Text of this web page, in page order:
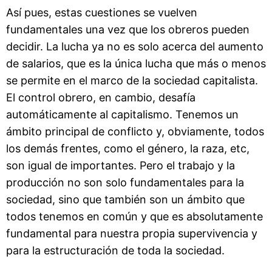
Así pues, estas cuestiones se vuelven
fundamentales una vez que los obreros pueden
decidir. La lucha ya no es solo acerca del aumento
de salarios, que es la única lucha que más o menos
se permite en el marco de la sociedad capitalista.
El control obrero, en cambio, desafía
automáticamente al capitalismo. Tenemos un
ámbito principal de conflicto y, obviamente, todos
los demás frentes, como el género, la raza, etc,
son igual de importantes. Pero el trabajo y la
producción no son solo fundamentales para la
sociedad, sino que también son un ámbito que
todos tenemos en común y que es absolutamente
fundamental para nuestra propia supervivencia y
para la estructuración de toda la sociedad.